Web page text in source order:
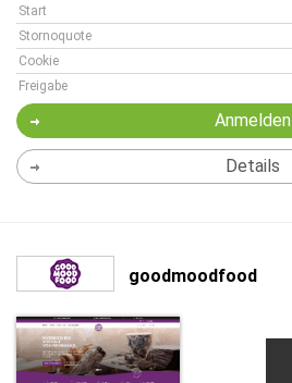
Start
Stornoquote
Cookie
Freigabe
Anmelden
Details
goodmoodfood